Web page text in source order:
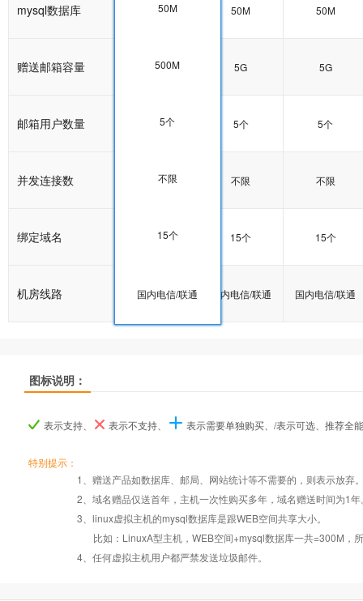
mysql数据库 50M 50M 50M
赠送邮箱容量 5G 5G 5G
邮箱用户数量 5个 5个 5个
并发连接数 不限 不限 不限
绑定域名 15个 15个 15个
机房线路 国内电信/联通 国内电信/联通 国内电信/联通
50M
500M
5个
不限
15个
国内电信/联通
产品名称
Windows2008 Windows2008 Windows2008
产品名称
错误页面定义
产品名称
数据定期备份
数据自助恢复
图标说明：
表示支持、 表示不支持、 表示需要单独购买、/表示可选、推荐全
特别提示：
1、赠送产品如数据库、邮局、网站统计等不需要的，则表示放弃
2、域名赠品仅送首年，主机一次性购买多年，域名赠送时间为1年
3、linux虚拟主机的mysql数据库是跟WEB空间共享大小。
比如：LinuxA型主机，WEB空间+mysql数据库一共=300M，
4、任何虚拟主机用户都严禁发送垃圾邮件。